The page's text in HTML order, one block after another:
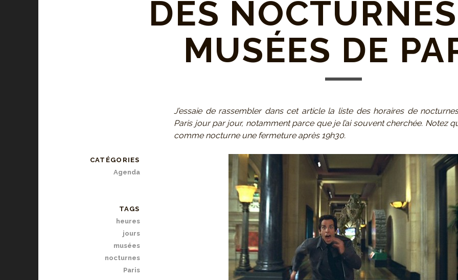
DES
MUSÉES DE
J’essaie de rassembler dans cet article la liste des horaires de
Paris jour par jour, notamment parce que je l’ai souvent cherchée. Notez
comme nocturne une fermeture après 19h30.
CATÉGORIES
Agenda
TAGS
heures
jours
musées
nocturnes
Paris